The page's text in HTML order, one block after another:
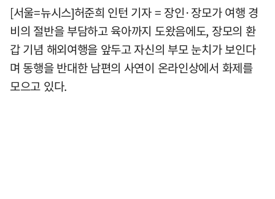
[서울=뉴시스]허준희 인턴 기자 = 장인·장모가 여행 경
비의 절반을 부담하고 육아까지 도왔음에도, 장모의 환
갑 기념 해외여행을 앞두고 자신의 부모 눈치가 보인다
며 동행을 반대한 남편의 사연이 온라인상에서 화제를
모으고 있다.